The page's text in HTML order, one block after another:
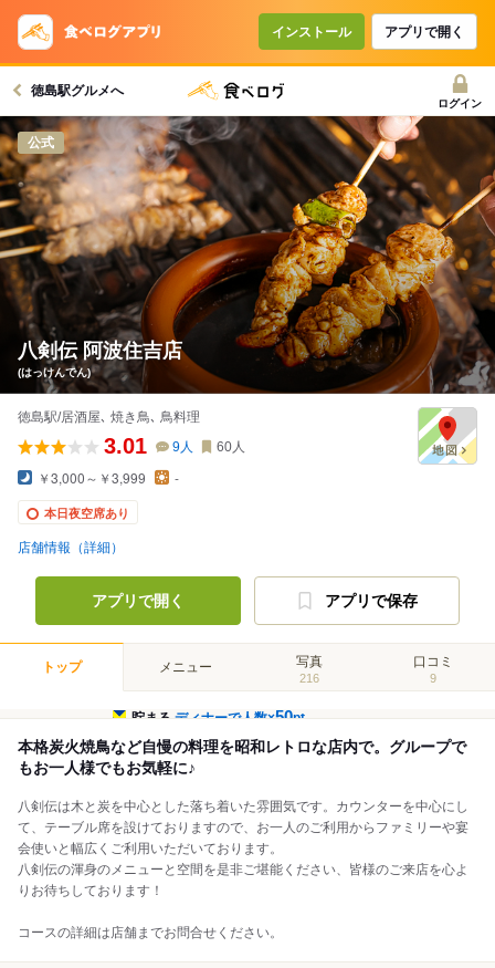
インストール アプリで開く
徳島駅グルメへ
ログイン
公式
八剣伝 阿波住吉店
(はっけんでん)
徳島駅/居酒屋､ 焼き鳥､ 鳥料理
3.01 9人 60人
￥3,000～￥3,999 -
本日夜空席あり
店舗情報（詳細）
アプリで開く アプリで保存
トップ メニュー 写真
216
口コミ
9
貯まるディナーで人数×50pt
本格炭火焼鳥など自慢の料理を昭和レトロな店内で。グループで
もお一人様でもお気軽に♪
八剣伝は木と炭を中心とした落ち着いた雰囲気です。カウンターを中心にし
て、テーブル席を設けておりますので、お一人のご利用からファミリーや宴
会使いと幅広くご利用いただいております。
八剣伝の渾身のメニューと空間を是非ご堪能ください、皆様のご来店を心よ
りお待ちしております！
コースの詳細は店舗までお問合せください。